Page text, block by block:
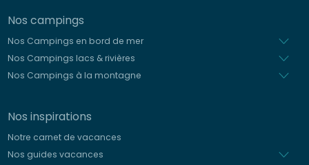
Nos campings
Nos Campings en bord de mer
Nos Campings lacs & rivières
Nos Campings à la montagne
Nos inspirations
Notre carnet de vacances
Nos guides vacances